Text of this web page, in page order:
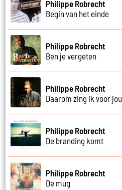
Philippe Robrecht
Begin van het einde
Philippe Robrecht
Ben je vergeten
Philippe Robrecht
Daarom zing ik voor jou
Philippe Robrecht
De branding komt
Philippe Robrecht
De mug